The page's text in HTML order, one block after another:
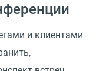
и клиентами